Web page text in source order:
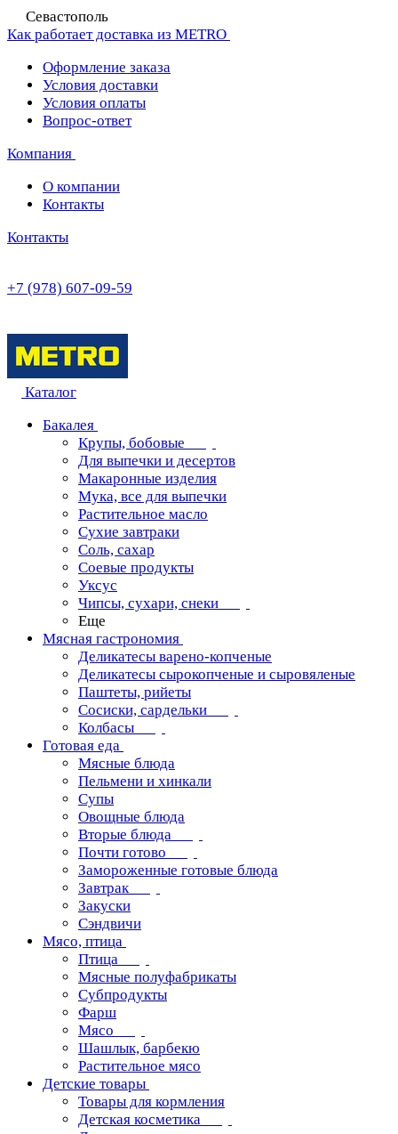
Севастополь
Как работает доставка из METRO
Оформление заказа
Условия доставки
Условия оплаты
Вопрос-ответ
Компания
О компании
Контакты
Контакты
+7 (978) 607-09-59
Каталог
Бакалея
Крупы, бобовые
Для выпечки и десертов
Макаронные изделия
Мука, все для выпечки
Растительное масло
Сухие завтраки
Соль, сахар
Соевые продукты
Уксус
Чипсы, сухари, снеки
Еще
Мясная гастрономия
Деликатесы варено-копченые
Деликатесы сырокопченые и сыровяленые
Паштеты, рийеты
Сосиски, сардельки
Колбасы
Готовая еда
Мясные блюда
Пельмени и хинкали
Супы
Овощные блюда
Вторые блюда
Почти готово
Замороженные готовые блюда
Завтрак
Закуски
Сэндвичи
Мясо, птица
Птица
Мясные полуфабрикаты
Субпродукты
Фарш
Мясо
Шашлык, барбекю
Растительное мясо
Детские товары
Товары для кормления
Детская косметика